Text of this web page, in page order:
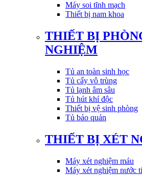
Máy soi tĩnh mạch
Thiết bị nam khoa
THIẾT BỊ
NGHIỆM
Tủ an toàn sinh học
Tủ cấy vô trùng
Tủ lạnh âm sâu
Tủ hút khí độc
Thiết bị vệ sinh phòng
Tủ bảo quản
THIẾT BỊ XÉT
Máy xét nghiệm máu
Máy xét nghiệm nước